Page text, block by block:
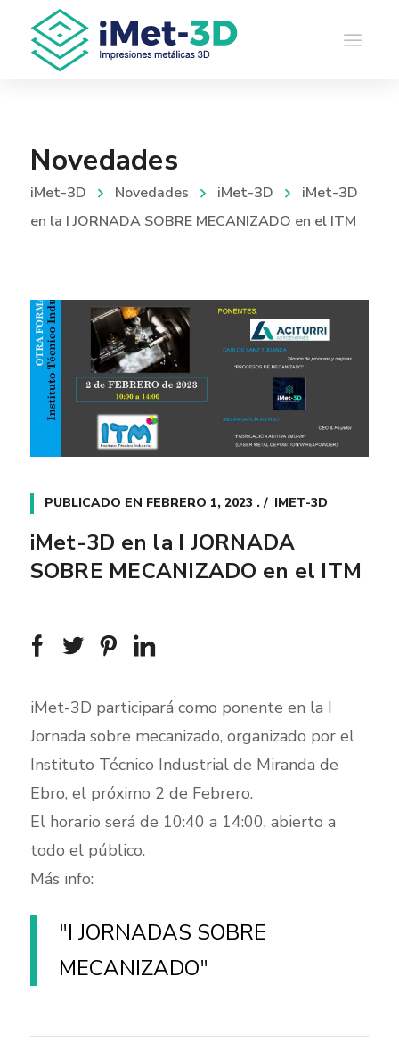
Novedades
iMet-3D Novedades iMet-3D
iMet-3D
en la I JORNADA SOBRE MECANIZADO en el ITM
PUBLICADO EN FEBRERO 1, 2023 . IMET-3D
iMet-3D en la I JORNADA
SOBRE MECANIZADO en el ITM
iMet-3D participará como ponente en la I
Jornada sobre mecanizado, organizado por el
Instituto Técnico Industrial de Miranda de
Ebro, el próximo 2 de Febrero.
El horario será de 10:40 a 14:00, abierto a
todo el público.
Más info:
I JORNADAS SOBRE
MECANIZADO